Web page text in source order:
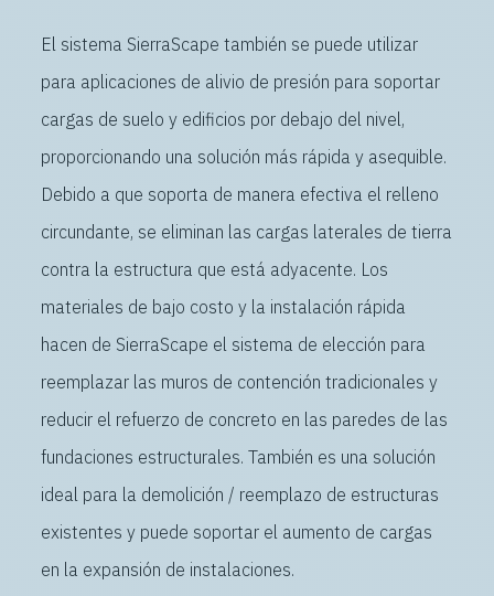
El sistema SierraScape también se puede utilizar
para aplicaciones de alivio de presión para soportar
cargas de suelo y edificios por debajo del nivel,
proporcionando una solución más rápida y asequible.
Debido a que soporta de manera efectiva el relleno
circundante, se eliminan las cargas laterales de tierra
contra la estructura que está adyacente. Los
materiales de bajo costo y la instalación rápida
hacen de SierraScape el sistema de elección para
reemplazar las muros de contención tradicionales y
reducir el refuerzo de concreto en las paredes de las
fundaciones estructurales. También es una solución
ideal para la demolición / reemplazo de estructuras
existentes y puede soportar el aumento de cargas
en la expansión de instalaciones.